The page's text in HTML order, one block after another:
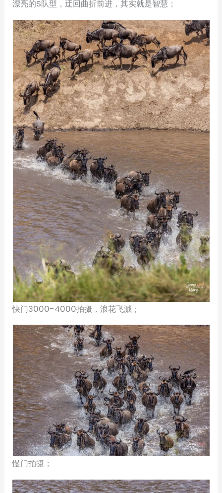
漂亮的S队型，迂回曲折前进，其实就是智慧；
快门3000-4000拍摄，浪花飞溅；
慢门拍摄；